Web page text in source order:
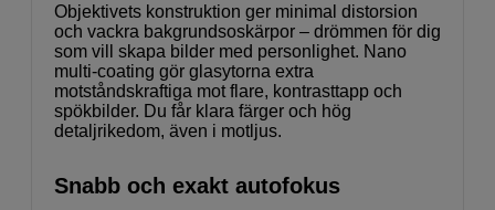
Objektivets konstruktion ger minimal distorsion
och vackra bakgrundsoskärpor – drömmen för dig
som vill skapa bilder med personlighet. Nano
multi-coating gör glasytorna extra
motståndskraftiga mot flare, kontrasttapp och
spökbilder. Du får klara färger och hög
detaljrikedom, även i motljus.
Snabb och exakt autofokus